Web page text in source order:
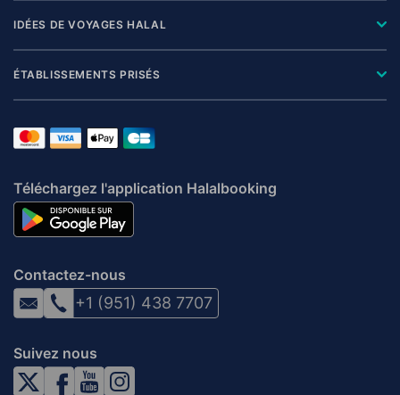
IDÉES DE VOYAGES HALAL
ÉTABLISSEMENTS PRISÉS
Téléchargez l'application Halalbooking
Contactez-nous
+1 (951) 438 7707
Suivez nous